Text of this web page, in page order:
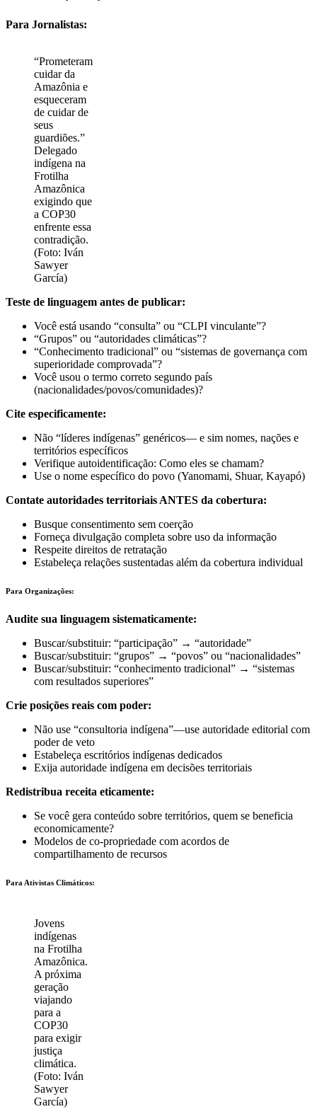
Para Jornalistas:
“Prometeram
cuidar da
Amazônia e
esqueceram
de cuidar de
seus
guardiões.”
Delegado
indígena na
Frotilha
Amazônica
exigindo que
a COP30
enfrente essa
contradição.
(Foto: Iván
Sawyer
García)
Teste de linguagem antes de publicar:
Você está usando “consulta” ou “CLPI vinculante”?
“Grupos” ou “autoridades climáticas”?
“Conhecimento tradicional” ou “sistemas de governança com
superioridade comprovada”?
Você usou o termo correto segundo país
(nacionalidades/povos/comunidades)?
Cite especificamente:
Não “líderes indígenas” genéricos— e sim nomes, nações e
territórios específicos
Verifique autoidentificação: Como eles se chamam?
Use o nome específico do povo (Yanomami, Shuar, Kayapó)
Contate autoridades territoriais ANTES da cobertura:
Busque consentimento sem coerção
Forneça divulgação completa sobre uso da informação
Respeite direitos de retratação
Estabeleça relações sustentadas além da cobertura individual
Para Organizações:
Audite sua linguagem sistematicamente:
Buscar/substituir: “participação” → “autoridade”
Buscar/substituir: “grupos” → “povos” ou “nacionalidades”
Buscar/substituir: “conhecimento tradicional” → “sistemas
com resultados superiores”
Crie posições reais com poder:
Não use “consultoria indígena”—use autoridade editorial com
poder de veto
Estabeleça escritórios indígenas dedicados
Exija autoridade indígena em decisões territoriais
Redistribua receita eticamente:
Se você gera conteúdo sobre territórios, quem se beneficia
economicamente?
Modelos de co-propriedade com acordos de
compartilhamento de recursos
Para Ativistas Climáticos:
Jovens
indígenas
na Frotilha
Amazônica.
A próxima
geração
viajando
para a
COP30
para exigir
justiça
climática.
(Foto: Iván
Sawyer
García)